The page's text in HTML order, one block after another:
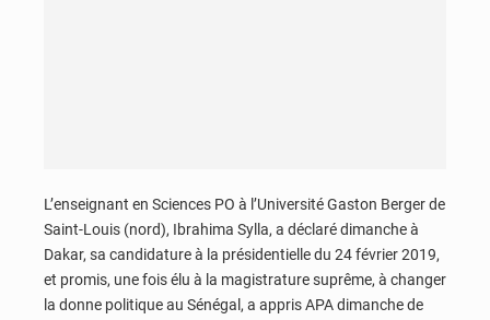
L’enseignant en Sciences PO à l’Université Gaston Berger de
Saint-Louis (nord), Ibrahima Sylla, a déclaré dimanche à
Dakar, sa candidature à la présidentielle du 24 février 2019,
et promis, une fois élu à la magistrature suprême, à changer
la donne politique au Sénégal, a appris APA dimanche de